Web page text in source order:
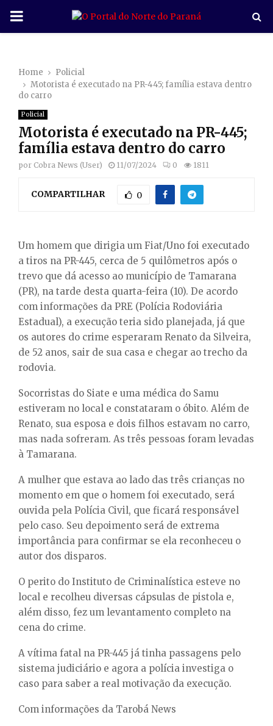
P
M
A
M
E
N
U
Home
Policial
Motorista é executado na PR-445; família estava dentro
do carro
Policial
Motorista é executado na PR-445;
família estava dentro do carro
por Cobra News (User) 11/07/2024 0 1811
COMPARTILHAR 0
Um homem que dirigia um Fiat/Uno foi executado
a tiros na PR-445, cerca de 5 quilômetros após o
trevo que dá acesso ao município de Tamarana
(PR), na tarde desta quarta-feira (10). De acordo
com informações da PRE (Polícia Rodoviária
Estadual), a execução teria sido planejada, já que
os autores do crime esperaram Renato da Silveira,
de 52 anos, sair de sua casa e chegar ao trecho da
rodovia.
Socorristas do Siate e uma médica do Samu
estiveram no local e constataram o óbito. Além de
Renato, sua esposa e dois filhos estavam no carro,
mas nada sofreram. As três pessoas foram levadas
à Tamarana.
A mulher que estava ao lado das três crianças no
momento em que o homem foi executado, será
ouvida pela Polícia Civil, que ficará responsável
pelo caso. Seu depoimento será de extrema
importância para confirmar se ela reconheceu o
autor dos disparos.
O perito do Instituto de Criminalística esteve no
local e recolheu diversas cápsulas de pistola e,
além disso, fez um levantamento completo na
cena do crime.
A vítima fatal na PR-445 já tinha passagens pelo
sistema judiciário e agora a polícia investiga o
caso para saber a real motivação da execução.
Com informações da Tarobá News